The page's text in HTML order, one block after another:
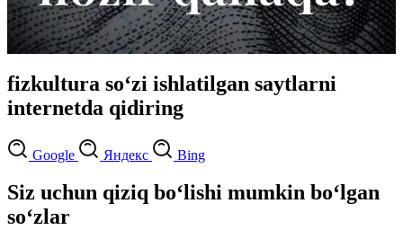
fizkultura so‘zi ishlatilgan saytlarni
internetda qidiring
Google Яндекс Bing
Siz uchun qiziq bo‘lishi mumkin bo‘lgan
so‘zlar